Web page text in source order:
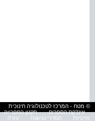
© מטח - המרכז לטכנולוגיה חינוכית
אינדקס הספרים
תקנון הספרייה
פרטיות
הסדרי נגישות עזרה